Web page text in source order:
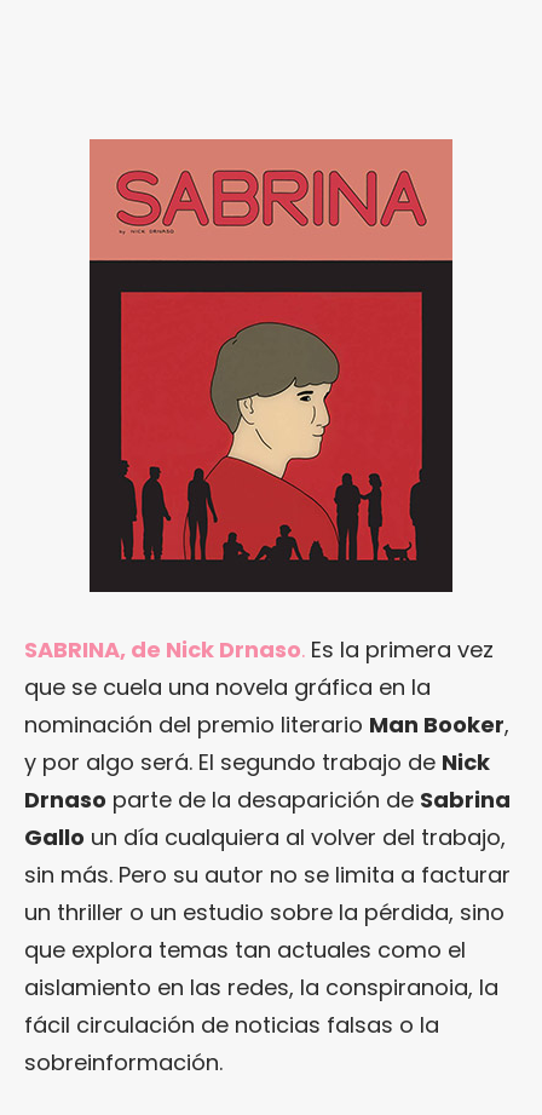
SABRINA, de Nick Drnaso. Es la primera vez
que se cuela una novela gráfica en la
nominación del premio literario Man Booker,
y por algo será. El segundo trabajo de Nick
Drnaso parte de la desaparición de Sabrina
Gallo un día cualquiera al volver del trabajo,
sin más. Pero su autor no se limita a facturar
un thriller o un estudio sobre la pérdida, sino
que explora temas tan actuales como el
aislamiento en las redes, la conspiranoia, la
fácil circulación de noticias falsas o la
sobreinformación.